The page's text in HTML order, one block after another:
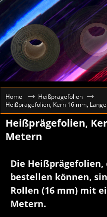
Home
Heißprägefolien
Heißprägefolien, Kern 16 mm,
Heißprägefolien,
Metern
Die Heißprägefolien,
bestellen können,
Rollen (16 mm) mit
Metern.